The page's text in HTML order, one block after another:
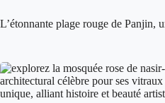
L’étonnante plage rouge de Panjin,